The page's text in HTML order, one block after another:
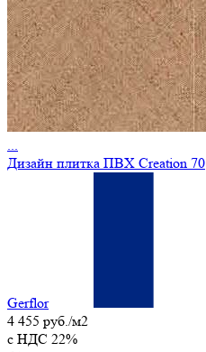
...
Дизайн плитка ПВХ Creation 70
Gerflor
4 455 руб./м2
c НДС 22%